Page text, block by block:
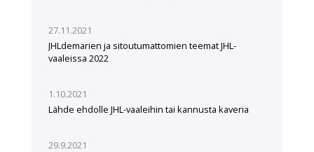
27.11.2021
JHLdemarien ja sitoutumattomien teemat JHL-
vaaleissa 2022
1.10.2021
Lähde ehdolle JHL-vaaleihin tai kannusta kaveria
29.9.2021